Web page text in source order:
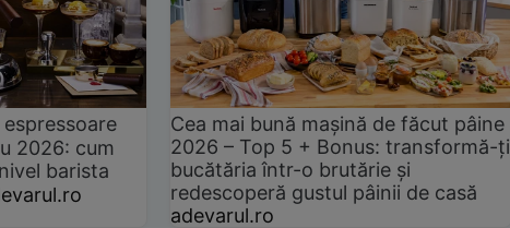
2026: cum
barista
Cea mai bună mașină de făcut pâine
2026 – Top 5 + Bonus: transformă-ți
bucătăria într-o brutărie și
redescoperă gustul pâinii de casă
adevarul.ro